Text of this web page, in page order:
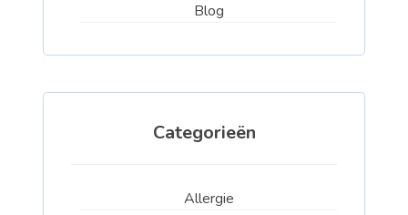
Blog
Categorieën
Allergie